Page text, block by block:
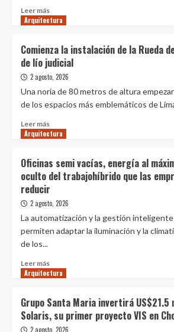
mitad
la
de
vivienda
las
reparaciones
las
mejoras?
Leer más
más
JJC
presenta
su
Reporte
de
2025
el
futuro
con
una
Estrategia
deSostenibilidad
Arquitectura
Comienza la instalación de la Rueda
de lío judicial
2 agosto, 2026
Una noria de 80 metros de altura
de los espacios más emblemáticos de
Leer más
más
la
instalación
de
la
de
Lima
de
lío
Arquitectura
Oficinas semi vacías, energía al
oculto del trabajohíbrido que las
reducir
2 agosto, 2026
La automatización y la gestión
permiten adaptar la iluminación y la
de los...
Leer más
más
semi
vacías,
energía
Arquitectura
Grupo Santa Maria invertirá US$21.5
Solaris, su primer proyecto VIS en
2 agosto, 2026